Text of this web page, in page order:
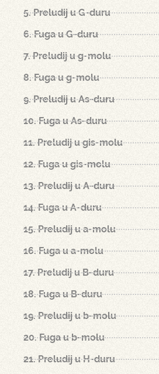
5. Preludij u G-duru
6. Fuga u G-duru
7. Preludij u g-molu
8. Fuga u g-molu
9. Preludij u As-duru
10. Fuga u As-duru
11. Preludij u gis-molu
12. Fuga u gis-molu
13. Preludij u A-duru
14. Fuga u A-duru
15. Preludij u a-molu
16. Fuga u a-molu
17. Preludij u B-duru
18. Fuga u B-duru
19. Preludij u b-molu
20. Fuga u b-molu
21. Preludij u H-duru